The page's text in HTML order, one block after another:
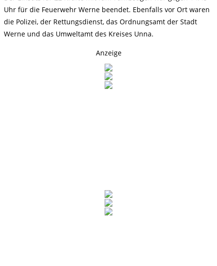
Uhr für die Feuerwehr Werne beendet. Ebenfalls vor Ort waren
die Polizei, der Rettungsdienst, das Ordnungsamt der Stadt
Werne und das Umweltamt des Kreises Unna.
Anzeige